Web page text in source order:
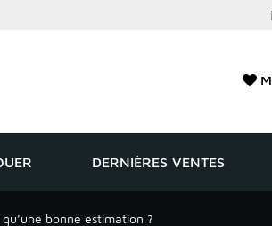
DERNIÈRES VENTES
bonne estimation ?